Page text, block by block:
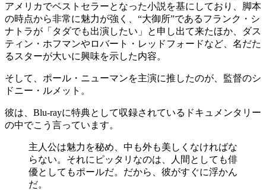
アメリカでベストセラーとなった小説を基にしており、脚本
の時点から非常に魅力が強く、“大御所”であるフランク・シ
ナトラが「タダでも出演したい」と申し出て来たほか、ダス
ティン・ホフマンやロバート・レッドフォードなど、名だた
るスターが大いに興味を示した内容。
そして、ポール・ニューマンを主演に推したのが、監督のシ
ドニー・ルメット。
彼は、Blu-rayに特典として収録されているドキュメンタリー
の中でこう言っています。
主人公は魅力を秘め、中も外も美しくなければな
らない。それにピッタリなのは、人間としても俳
優としてもポールだ。だから、彼がすぐに浮かん
だ。